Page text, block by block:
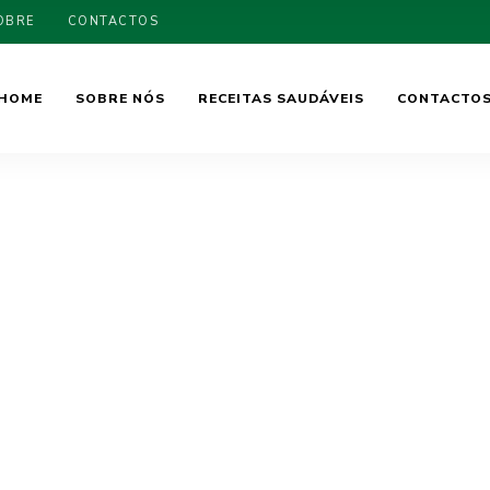
CONTACTOS
SOBRE NÓS RECEITAS SAUDÁVEIS